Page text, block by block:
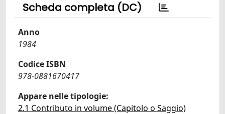
Scheda completa (DC)
Anno
1984
Codice ISBN
978-0881670417
Appare nelle tipologie:
2.1 Contributo in volume (Capitolo o Saggio)